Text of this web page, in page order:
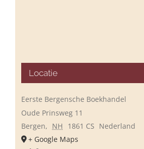
Locatie
Eerste Bergensche Boekhandel
Oude Prinsweg 11
Bergen, NH 1861 CS Nederland
+ Google Maps